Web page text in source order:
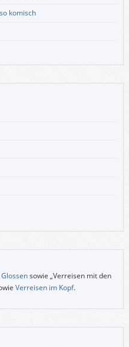
komisch
Glossensowie „Verreisen mit den
Verreisen im Kopf.